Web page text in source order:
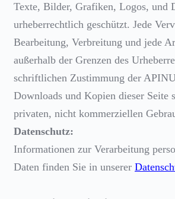
Texte, Bilder, Grafiken, Logos, und
urheberrechtlich geschützt. Jede
Bearbeitung, Verbreitung und jede
außerhalb der Grenzen des
schriftlichen Zustimmung der
Downloads und Kopien dieser Seite
privaten, nicht kommerziellen
Datenschutz:
Informationen zur Verarbeitung
Daten finden Sie in unserer